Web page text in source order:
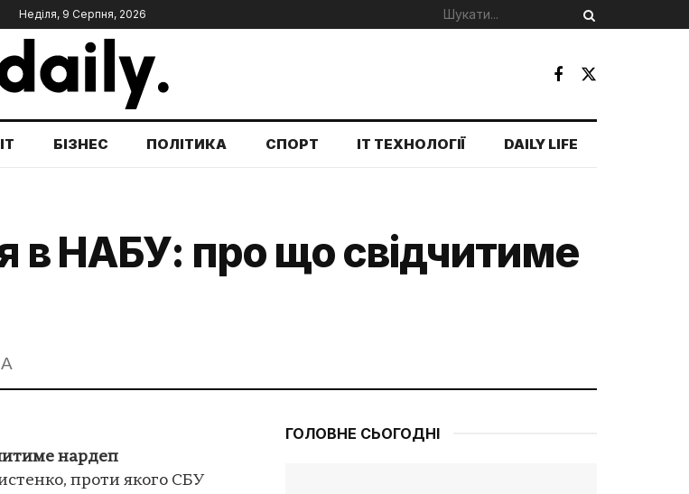
Неділя, 9 Серпня, 2026
БІЗНЕС ПОЛІТИКА СПОРТ IT ТЕХНОЛОГІЇ DAILY LIFE
в НАБУ: про що свідчитиме
A
нардеп
проти якого СБУ
ГОЛОВНЕ СЬОГОДНІ